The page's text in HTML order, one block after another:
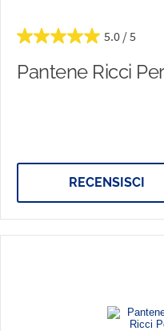
5.0
Pantene Ricci
RECENSISCI